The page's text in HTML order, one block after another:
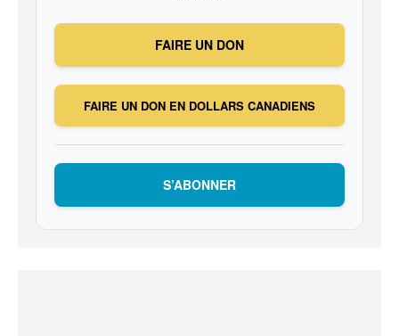
FAIRE UN DON
FAIRE UN DON EN DOLLARS CANADIENS
S’ABONNER